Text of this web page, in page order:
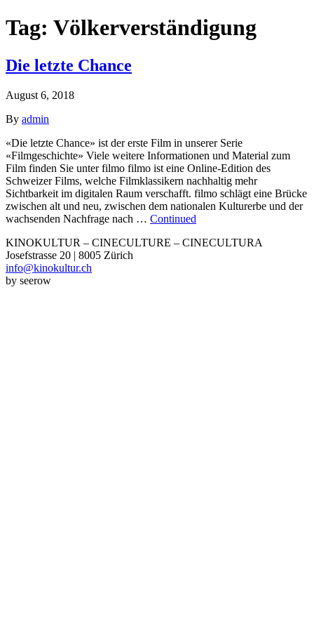
Tag: Völkerverständigung
Die letzte Chance
August 6, 2018
By admin
«Die letzte Chance» ist der erste Film in unserer Serie
«Filmgeschichte» Viele weitere Informationen und Material zum
Film finden Sie unter filmo filmo ist eine Online-Edition des
Schweizer Films, welche Filmklassikern nachhaltig mehr
Sichtbarkeit im digitalen Raum verschafft. filmo schlägt eine Brücke
zwischen alt und neu, zwischen dem nationalen Kulturerbe und der
wachsenden Nachfrage nach … Continued
KINOKULTUR – CINECULTURE – CINECULTURA
Josefstrasse 20 | 8005 Zürich
info@kinokultur.ch
by seerow